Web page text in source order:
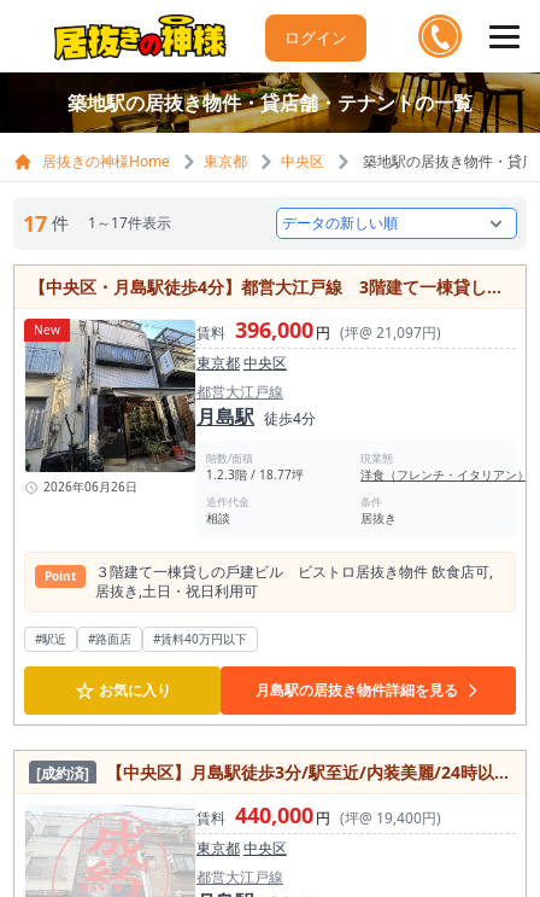
ログイン
築地駅の居抜き物件・貸店舗・テナントの一覧
居抜きの神様Home 東京都 中央区 築地駅の居抜き物件・貸
17 件 1～17件表示
【中央区・月島駅徒歩4分】都営大江戸線 3階建て一棟貸しの戸建ビル！ビストロ居抜き・約18坪 開業や業態変更にもおすすめ
New
2026年06月26日
賃料 396,000円 (坪@ 21,097円)
東京都中央区
都営大江戸線
月島駅 徒歩4分
階数/面積
1.2.3階 / 18.77坪
現業態
洋食（フレンチ・イタリアン）
造作代金
相談
条件
居抜き
Point
３階建て⼀棟貸しの⼾建ビル ビストロ居抜き物件 飲⾷店可,
居抜き,⼟⽇・祝⽇利⽤可
#駅近 #路面店 #賃料40万円以下
☆ お気に入り 月島駅の居抜き物件詳細を見る
[成約済] 【中央区】月島駅徒歩3分/駅至近/内装美麗/24時以降相談/1階～3階各階/カウンター付/ジンギスカン居抜き物件
賃料 440,000円 (坪@ 19,400円)
東京都中央区
都営大江戸線